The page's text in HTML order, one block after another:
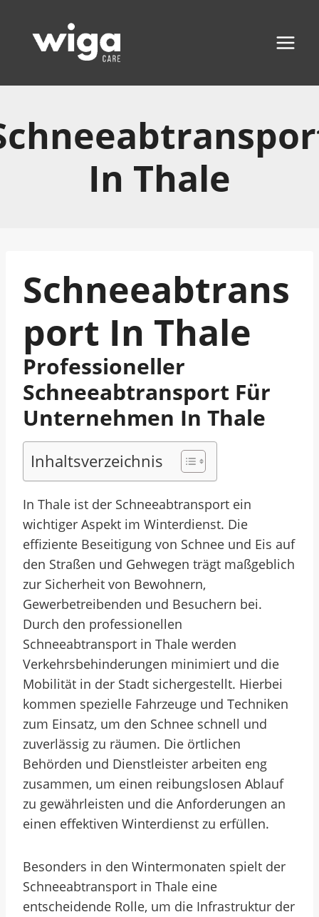
Inhalt
springen
In Thale
Schneeabtrans
Port In Thale
Professioneller
Schneeabtransport Für
Unternehmen In Thale
Inhaltsverzeichnis
In Thale ist der Schneeabtransport ein
wichtiger Aspekt im Winterdienst. Die
effiziente Beseitigung von Schnee und Eis auf
den Straßen und Gehwegen trägt maßgeblich
zur Sicherheit von Bewohnern,
Gewerbetreibenden und Besuchern bei.
Durch den professionellen
Schneeabtransport in Thale werden
Verkehrsbehinderungen minimiert und die
Mobilität in der Stadt sichergestellt. Hierbei
kommen spezielle Fahrzeuge und Techniken
zum Einsatz, um den Schnee schnell und
zuverlässig zu räumen. Die örtlichen
Behörden und Dienstleister arbeiten eng
zusammen, um einen reibungslosen Ablauf
zu gewährleisten und die Anforderungen an
einen effektiven Winterdienst zu erfüllen.
Besonders in den Wintermonaten spielt der
Schneeabtransport in Thale eine
entscheidende Rolle, um die Infrastruktur der